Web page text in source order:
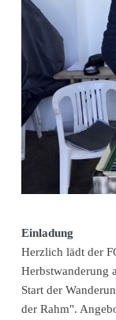
Einladung
Herzlich lädt der
Herbstwanderung
Start der
der Rahm".